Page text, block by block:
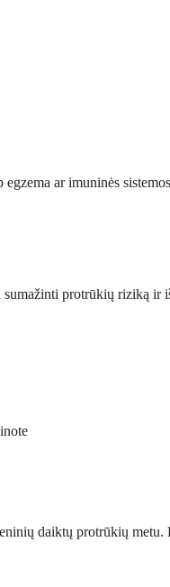
ar imuninės
protrūkių riziką
daiktų protrūkių